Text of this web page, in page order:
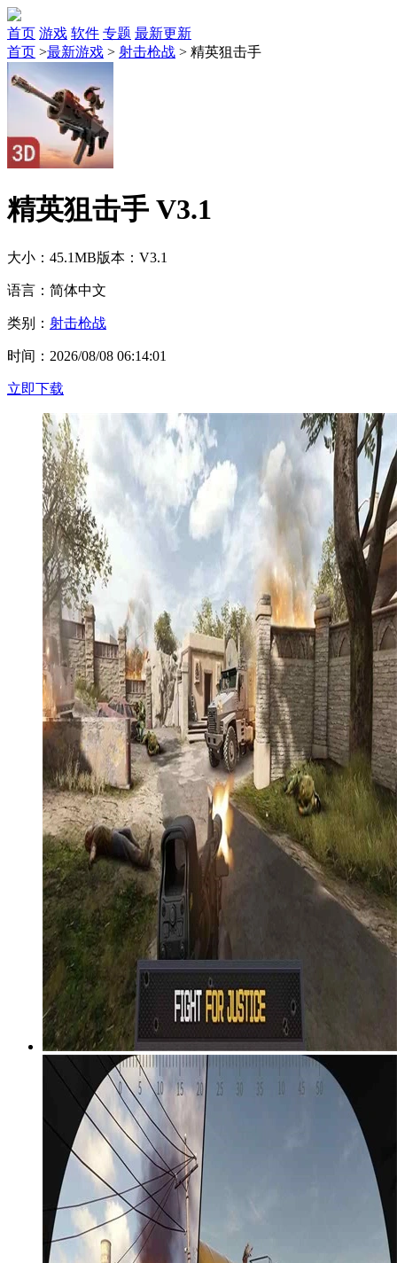
首页 游戏 软件 专题 最新更新
首页 >最新游戏 > 射击枪战 > 精英狙击手
精英狙击手 V3.1
大小：45.1MB版本：V3.1
语言：简体中文
类别： 射击枪战
时间：2026/08/08 06:14:01
立即下载